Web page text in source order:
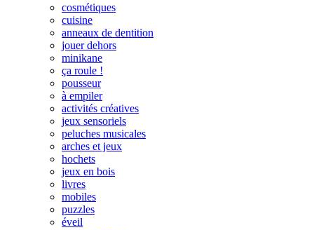
cosmétiques
cuisine
anneaux de dentition
jouer dehors
minikane
ça roule !
pousseur
à empiler
activités créatives
jeux sensoriels
peluches musicales
arches et jeux
hochets
jeux en bois
livres
mobiles
puzzles
éveil